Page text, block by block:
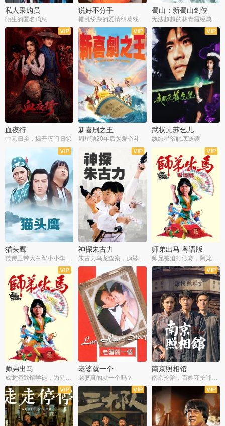
私人采购员
陌生的匿名消息
说好不分手
错乱纷杂的爱情纠葛戏
蜀山：新蜀山剑侠
无法超越的林青霞经典角色
血夜行
中元归乡，揭开灭门旧怨
新喜剧之王
周星驰20年后为爱奋斗
武状元苏乞儿
纨绔星爷触底逆袭
猫头鹰
范侍卫带大白鲨小小李破案寻妃
神探朱古力
朱古力乌龙查案，疯婆子神助攻
师弟出马 粤语版
师兄被迫打假赛，阿龙追查斗黑帮
师弟出马
成龙演武馆学徒，为兄搏命战黑道
老婆就一个
老婆真的就一个吗？
南京照相馆
南京沦陷，百姓守护罪证底片